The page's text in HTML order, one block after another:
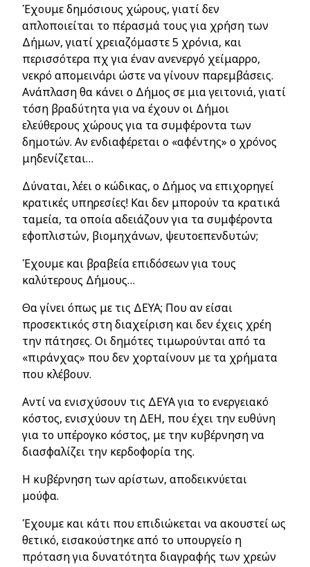
Έχουμε δημόσιους χώρους, γιατί δεν
απλοποιείται το πέρασμά τους για χρήση των
Δήμων, γιατί χρειαζόμαστε 5 χρόνια, και
περισσότερα πχ για έναν ανενεργό χείμαρρο,
νεκρό απομεινάρι ώστε να γίνουν παρεμβάσεις.
Ανάπλαση θα κάνει ο Δήμος σε μια γειτονιά, γιατί
τόση βραδύτητα για να έχουν οι Δήμοι
ελεύθερους χώρους για τα συμφέροντα των
δημοτών. Αν ενδιαφέρεται ο «αφέντης» ο χρόνος
μηδενίζεται…
Δύναται, λέει ο κώδικας, ο Δήμος να επιχορηγεί
κρατικές υπηρεσίες! Και δεν μπορούν τα κρατικά
ταμεία, τα οποία αδειάζουν για τα συμφέροντα
εφοπλιστών, βιομηχάνων, ψευτοεπενδυτών;
Έχουμε και βραβεία επιδόσεων για τους
καλύτερους Δήμους…
Θα γίνει όπως με τις ΔΕΥΑ; Που αν είσαι
προσεκτικός στη διαχείριση και δεν έχεις χρέη
την πάτησες. Οι δημότες τιμωρούνται από τα
«πιράνχας» που δεν χορταίνουν με τα χρήματα
που κλέβουν.
Αντί να ενισχύσουν τις ΔΕΥΑ για το ενεργειακό
κόστος, ενισχύουν τη ΔΕΗ, που έχει την ευθύνη
για το υπέρογκο κόστος, με την κυβέρνηση να
διασφαλίζει την κερδοφορία της.
Η κυβέρνηση των αρίστων, αποδεικνύεται
μούφα.
Έχουμε και κάτι που επιδιώκεται να ακουστεί ως
θετικό, εισακούστηκε από το υπουργείο η
πρόταση για δυνατότητα διαγραφής των χρεών